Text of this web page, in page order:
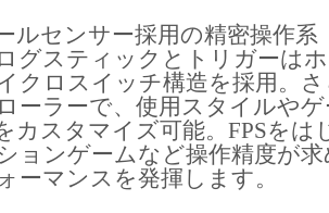
ルセンサー採用の精密操作系
グスティックとトリガーは
クロスイッチ構造を採用。
ーラーで、使用スタイルや
カスタマイズ可能。FPSを
ョンゲームなど操作精度が
ーマンスを発揮します。